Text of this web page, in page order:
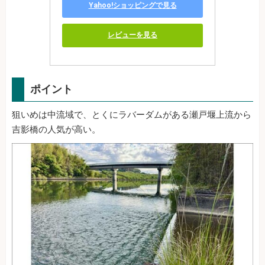
Yahoo!ショッピングで見る
レビューを見る
ポイント
狙いめは中流域で、とくにラバーダムがある瀬戸堰上流から
吉影橋の人気が高い。